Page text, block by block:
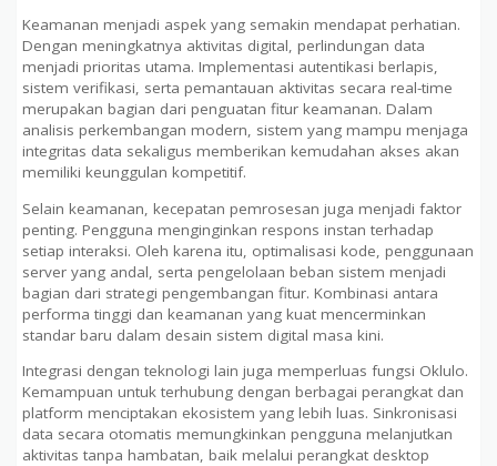
Keamanan menjadi aspek yang semakin mendapat perhatian.
Dengan meningkatnya aktivitas digital, perlindungan data
menjadi prioritas utama. Implementasi autentikasi berlapis,
sistem verifikasi, serta pemantauan aktivitas secara real-time
merupakan bagian dari penguatan fitur keamanan. Dalam
analisis perkembangan modern, sistem yang mampu menjaga
integritas data sekaligus memberikan kemudahan akses akan
memiliki keunggulan kompetitif.
Selain keamanan, kecepatan pemrosesan juga menjadi faktor
penting. Pengguna menginginkan respons instan terhadap
setiap interaksi. Oleh karena itu, optimalisasi kode, penggunaan
server yang andal, serta pengelolaan beban sistem menjadi
bagian dari strategi pengembangan fitur. Kombinasi antara
performa tinggi dan keamanan yang kuat mencerminkan
standar baru dalam desain sistem digital masa kini.
Integrasi dengan teknologi lain juga memperluas fungsi Oklulo.
Kemampuan untuk terhubung dengan berbagai perangkat dan
platform menciptakan ekosistem yang lebih luas. Sinkronisasi
data secara otomatis memungkinkan pengguna melanjutkan
aktivitas tanpa hambatan, baik melalui perangkat desktop